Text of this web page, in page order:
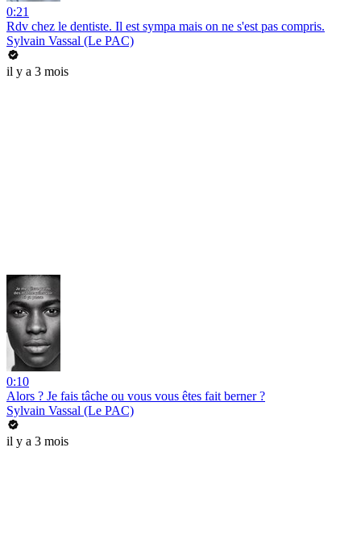
0:21
Rdv chez le dentiste. Il est sympa mais on ne s'est pas compris.
Sylvain Vassal (Le PAC)
il y a 3 mois
0:10
Alors ? Je fais tâche ou vous vous êtes fait berner ?
Sylvain Vassal (Le PAC)
il y a 3 mois